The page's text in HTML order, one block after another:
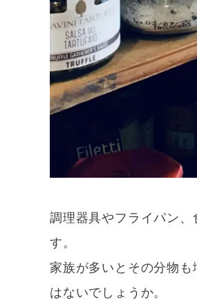
調理器具やフライパン
す。
家族が多いとその分物
はないでしょうか。